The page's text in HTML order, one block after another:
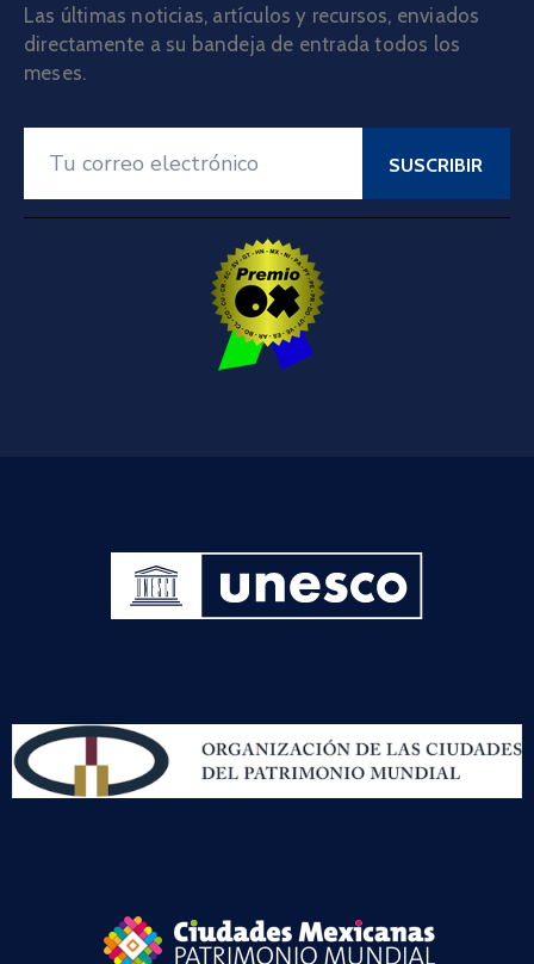
Las últimas noticias, artículos y recursos, enviados
directamente a su bandeja de entrada todos los
meses.